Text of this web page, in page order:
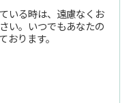
いる時は、遠慮なくお
い。いつでもあなたの
おります。